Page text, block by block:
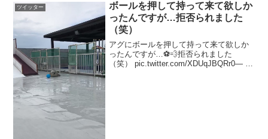
ツイッター
ボールを押して持って来て欲しか
ったんですが…拒否られました
（笑）
アグにボールを押して持って来て欲しか
ったんですが…⚽️💨拒否られました
（笑） pic.twitter.com/XDUqJBQRr0— ア